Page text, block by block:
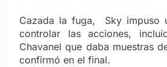
Cazada la fuga, Sky impuso
controlar las acciones,
Chavanel que daba muestras
confirmó en el final.